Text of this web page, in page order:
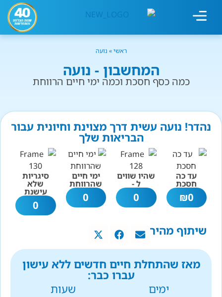
ראשי» נועה
המחשבון - נועה
כמה כסף חסכת וכמה ימי חיים הרווחת
נהדר! נועה עשית דרך מצוינת וחיונית עבור
הבריאות שלך
עד כה
חסכת
0
₪
שהיו שווים
ל -
0
ימי חיים
שהרווחת
0
סיגריות
שלא
עישנת
0
שיתוף מהיר
מאז שהתחלת חיים חדשים ללא עישון
עברו כבר:
ימים
שעות